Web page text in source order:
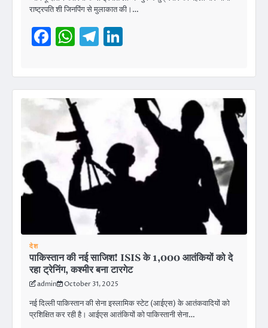
राष्ट्रपति शी जिनपिंग से मुलाकात की।…
Facebook
WhatsApp
Telegram
देश
पाकिस्तान की नई साजिश! ISIS के 1,000 आतंकियों को दे
रहा ट्रेनिंग, कश्मीर बना टारगेट
admin October 31, 2025
नई दिल्ली पाकिस्तान की सेना इस्लामिक स्टेट (आईएस) के आतंकवादियों को
प्रशिक्षित कर रही है। आईएस आतंकियों को पाकिस्तानी सेना…